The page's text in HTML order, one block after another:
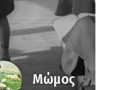
Μώμος